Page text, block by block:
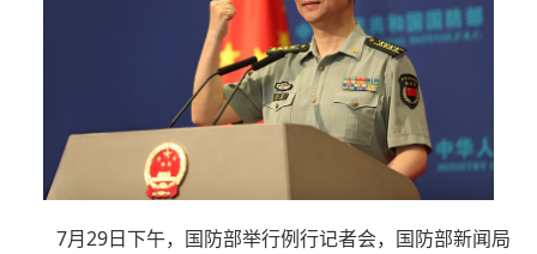
7月29日下午，国防部举行例行记者会，国防部新闻局